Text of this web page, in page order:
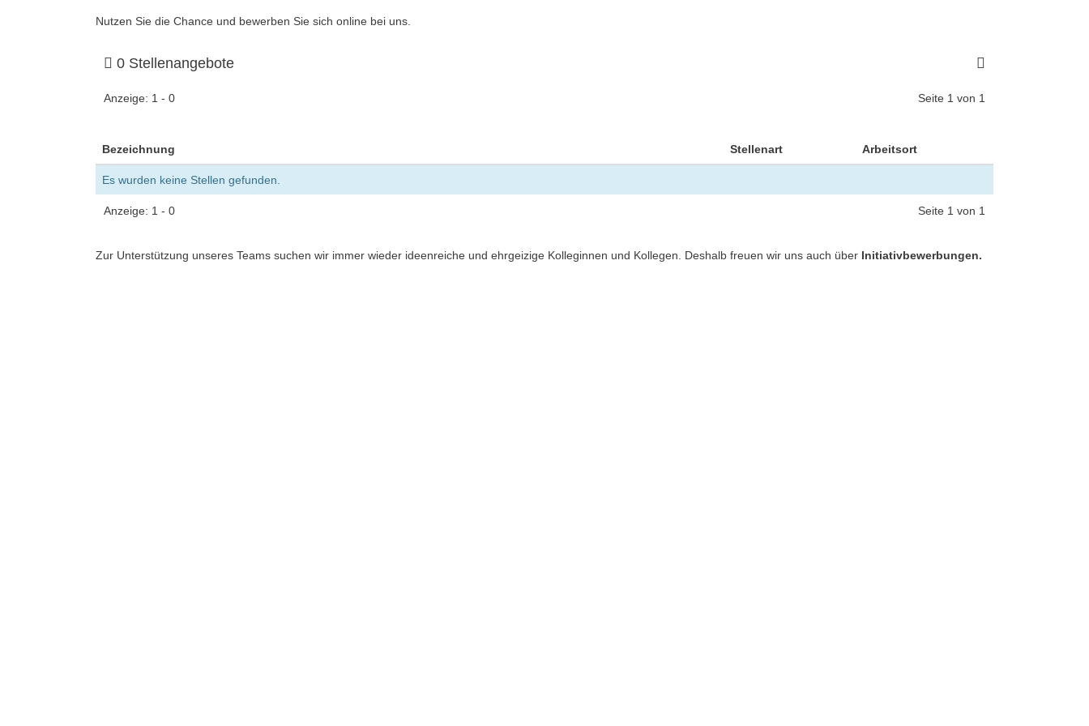
Nutzen Sie die Chance und bewerben Sie sich online bei uns.
0 Stellenangebote
Anzeige: 1 - 0 Seite 1 von 1
Bezeichnung Stellenart Arbeitsort
Es wurden keine Stellen gefunden.
Anzeige: 1 - 0 Seite 1 von 1
Zur Unterstützung unseres Teams suchen wir immer wieder ideenreiche und ehrgeizige Kolleginnen und Kollegen. Deshalb freuen wir uns auch über Initiativbewerbungen.